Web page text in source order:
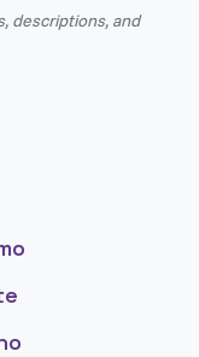
descriptions, and